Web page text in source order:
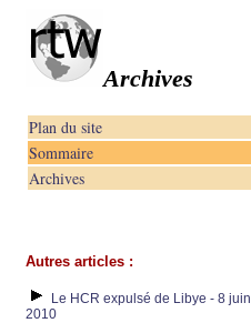
Archives
Plan du site
Sommaire
Archives
Autres articles :
Le HCR expulsé de Libye - 8 juin
2010